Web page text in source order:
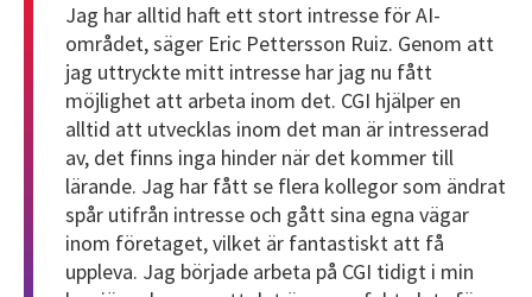
Jag har alltid haft ett stort intresse för AI-
området, säger Eric Pettersson Ruiz. Genom att
jag uttryckte mitt intresse har jag nu fått
möjlighet att arbeta inom det. CGI hjälper en
alltid att utvecklas inom det man är intresserad
av, det finns inga hinder när det kommer till
lärande. Jag har fått se flera kollegor som ändrat
spår utifrån intresse och gått sina egna vägar
inom företaget, vilket är fantastiskt att få
uppleva. Jag började arbeta på CGI tidigt i min